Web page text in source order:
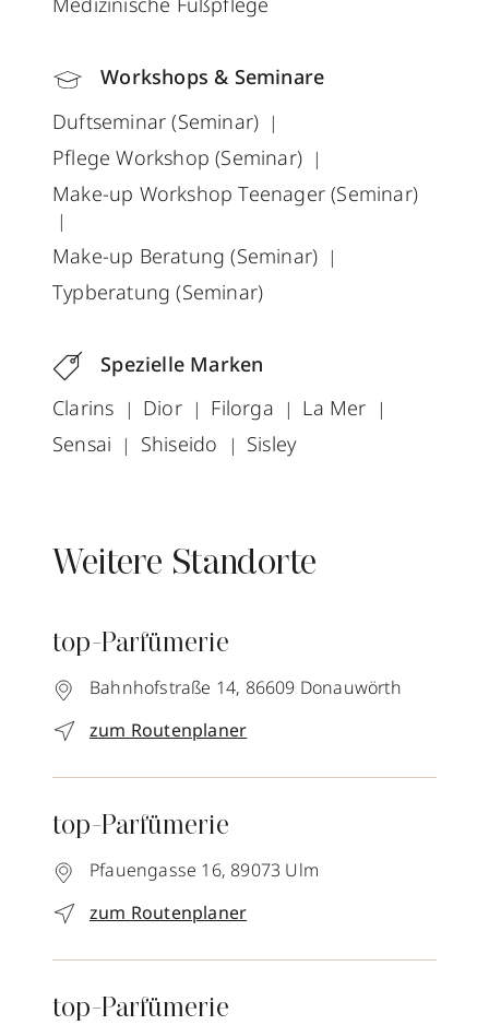
Workshops & Seminare
Duftseminar (Seminar)
Pflege Workshop (Seminar)
Make-up Workshop Teenager (Seminar)
Make-up Beratung (Seminar)
Typberatung (Seminar)
Spezielle Marken
Clarins
Dior Filorga
La Mer
Sensai
Shiseido Sisley
Weitere Standorte
top-Parfümerie
Bahnhofstraße 14, 86609 Donauwörth
zum Routenplaner
top-Parfümerie
Pfauengasse 16, 89073 Ulm
zum Routenplaner
top-Parfümerie